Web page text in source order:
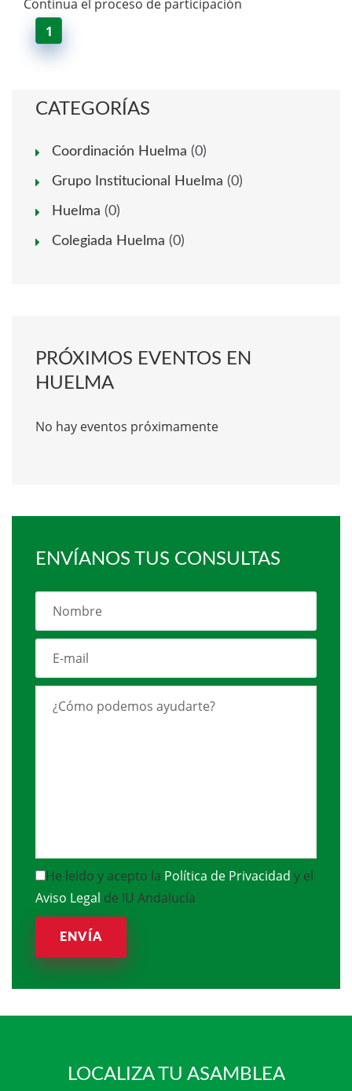
Continua el proceso de participación
1
CATEGORÍAS
Coordinación Huelma (0)
Grupo Institucional Huelma (0)
Huelma (0)
Colegiada Huelma (0)
PRÓXIMOS EVENTOS EN
HUELMA
No hay eventos próximamente
ENVÍANOS TUS CONSULTAS
He leido y acepto la Política de Privacidad y el
Aviso Legal de IU Andalucía
ENVÍA
LOCALIZA TU ASAMBLEA